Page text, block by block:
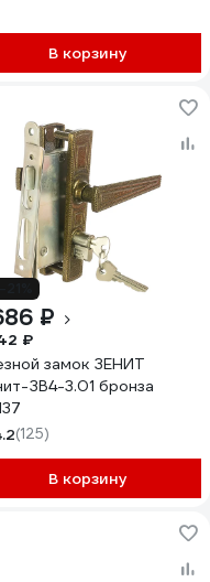
В корзину
₽
₽
замок ЗЕНИТ
ЗВ4-3.01 бронза
(125)
В корзину